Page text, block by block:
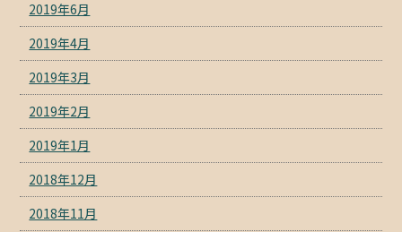
2019年6月
2019年4月
2019年3月
2019年2月
2019年1月
2018年12月
2018年11月